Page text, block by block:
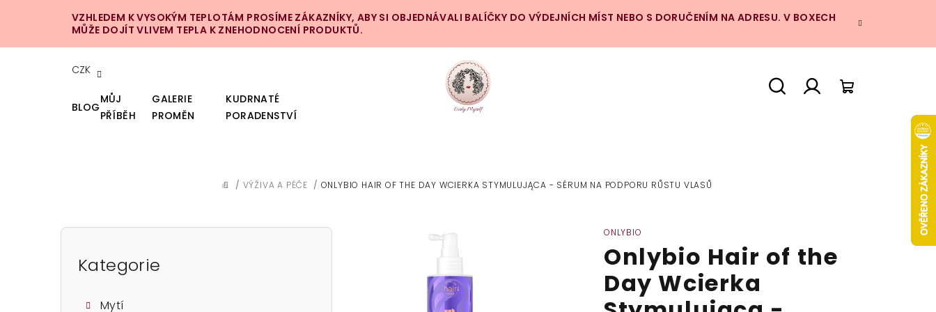
VZHLEDEM K VYSOKÝM TEPLOTÁM PROSÍME ZÁKAZNÍKY, ABY SI OBJEDNÁVALI BALÍČKY DO VÝDEJNÍCH MÍST NEBO S DORUČENÍM NA ADRESU. V BOXECH
MŮŽE DOJÍT VLIVEM TEPLA K ZNEHODNOCENÍ PRODUKTŮ.
CZK
BLOG
MŮJ
PŘÍBĚH
GALERIE
PROMĚN
KUDRNATÉ
PORADENSTVÍ
DOMŮ
/ VÝŽIVA A PÉČE / ONLYBIO HAIR OF THE DAY WCIERKA STYMULUJĄCA - SÉRUM NA PODPORU RŮSTU VLASŮ
P
Přeskočit
kategorie
Kategorie
Mytí
ONLYBIO
Onlybio Hair of the
Day Wcierka